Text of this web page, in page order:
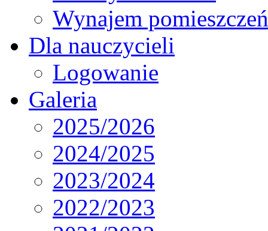
Wynajem pomieszczeń
Dla nauczycieli
Logowanie
Galeria
2025/2026
2024/2025
2023/2024
2022/2023